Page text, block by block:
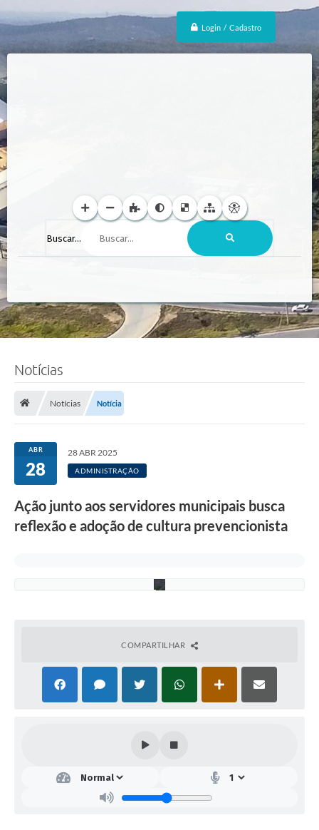
Login / Cadastro
Buscar...
Notícias
Notícias Notícia
ABR
28
28 ABR 2025
ADMINISTRAÇÃO
Ação junto aos servidores municipais busca
reflexão e adoção de cultura prevencionista
ã
/
COMPARTILHAR